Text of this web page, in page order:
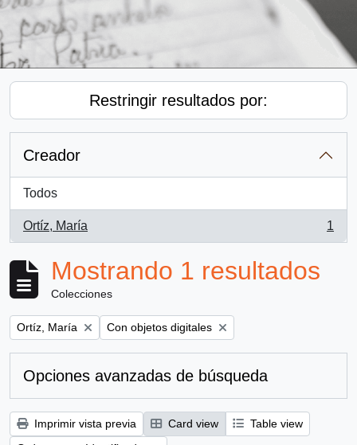
Restringir resultados por:
Creador
Todos
Ortíz, María
, 1 resultados
1
Mostrando 1 resultados
Colecciones
Remove filter:
Ortíz, María Remove filter:
Con objetos digitales
Opciones avanzadas de búsqueda
Imprimir vista previa Card view
Table view